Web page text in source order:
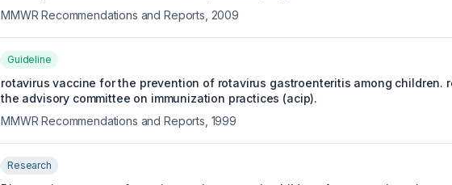
MMWR Recommendations and Reports 2009
Guideline
rotavirus vaccine for the prevention of rotavirus gastroenteritis among children.
the advisory committee on immunization practices (acip).
MMWR Recommendations and Reports 1999
Research